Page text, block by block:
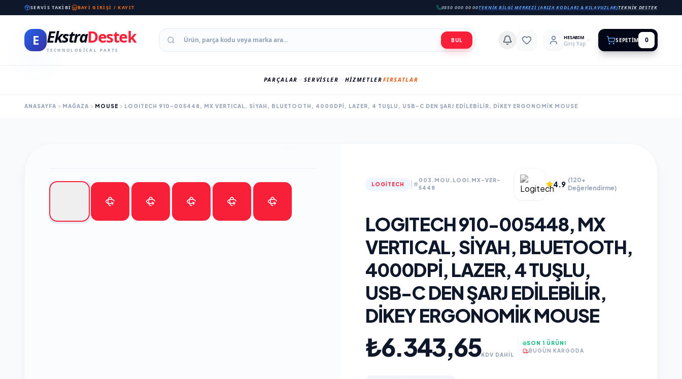
SERVIS TAKIBI BAYI GIRIŞI / KAYIT 0850 000 00 00TEKNIK BILGI MERKEZI (ARIZA KODLARI & KILAVUZLAR)TEKNIK DESTEK
E EkstraDestek
TECHNOLOGICAL PARTS
BUL HESABIM
Giriş Yap SEPETIM 0
PARÇALAR SERVISLER HIZMETLER FIRSATLAR
ANASAYFA MAĞAZA MOUSE LOGITECH 910-005448, MX VERTICAL, SIYAH, BLUETOOTH, 4000DPI, LAZER, 4 TUŞLU, USB-C DEN ŞARJ EDILEBILIR, DIKEY ERGONOMIK MOUSE
LOGITECH
003.MOU.LOGI.MX-VER-
5448
4.9 (120+
Değerlendirme)
LOGITECH 910-005448, MX
VERTICAL, SIYAH, BLUETOOTH,
4000DPI, LAZER, 4 TUŞLU,
USB-C DEN ŞARJ EDILEBILIR,
DIKEY ERGONOMIK MOUSE
₺6.343,65KDV DAHİL
SON 1 ÜRÜN!
BUGÜN KARGODA